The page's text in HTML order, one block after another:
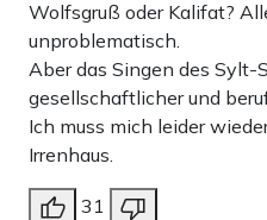
„menschenverachtende
wird“, erklärte der
Kopelke.
Wolfsgruß oder Kalifat?
unproblematisch.
Aber das Singen des Sylt-
gesellschaftlicher und
Ich muss mich leider
Irrenhaus.
31